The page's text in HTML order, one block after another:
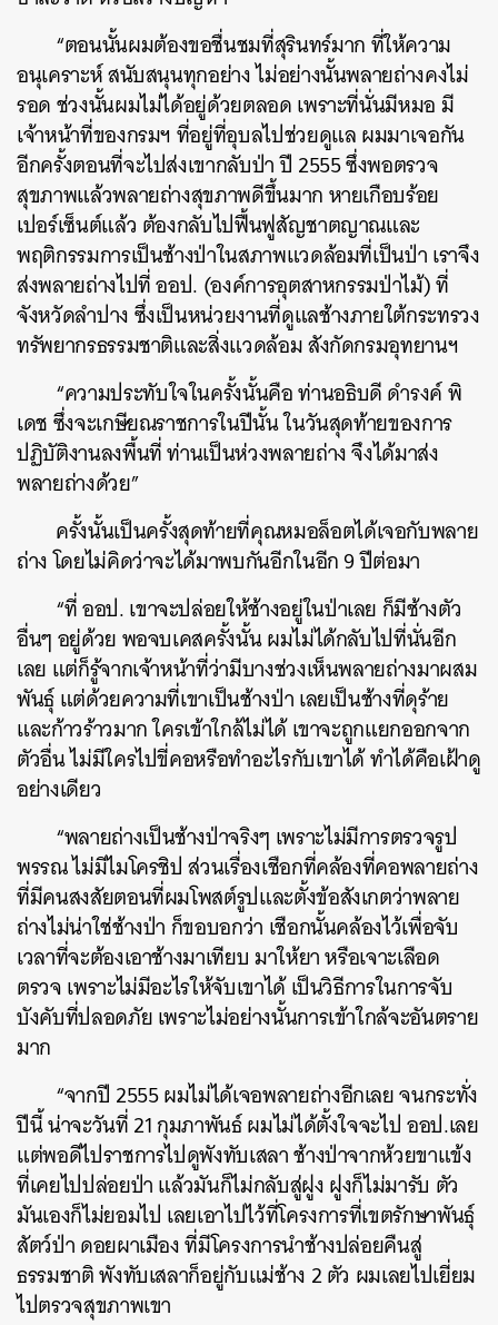
“ตอนนั้นผมต้องขอชื่นชมที่สุรินทร์มาก ที่ให้ความ
อนุเคราะห์ สนับสนุนทุกอย่าง ไม่อย่างนั้นพลายถ่างคงไม่
รอด ช่วงนั้นผมไม่ได้อยู่ด้วยตลอด เพราะที่นั่นมีหมอ มี
เจ้าหน้าที่ของกรมฯ ที่อยู่ที่อุบลไปช่วยดูแล ผมมาเจอกัน
อีกครั้งตอนที่จะไปส่งเขากลับป่า ปี 2555 ซึ่งพอตรวจ
สุขภาพแล้วพลายถ่างสุขภาพดีขึ้นมาก หายเกือบร้อย
เปอร์เซ็นต์แล้ว ต้องกลับไปฟื้นฟูสัญชาตญาณและ
พฤติกรรมการเป็นช้างป่าในสภาพแวดล้อมที่เป็นป่า เราจึง
ส่งพลายถ่างไปที่ ออป. (องค์การอุตสาหกรรมป่าไม้) ที่
จังหวัดลำปาง ซึ่งเป็นหน่วยงานที่ดูแลช้างภายใต้กระทรวง
ทรัพยากรธรรมชาติและสิ่งแวดล้อม สังกัดกรมอุทยานฯ
“ความประทับใจในครั้งนั้นคือ ท่านอธิบดี ดำรงค์ พิ
เดช ซึ่งจะเกษียณราชการในปีนั้น ในวันสุดท้ายของการ
ปฏิบัติงานลงพื้นที่ ท่านเป็นห่วงพลายถ่าง จึงได้มาส่ง
พลายถ่างด้วย”
ครั้งนั้นเป็นครั้งสุดท้ายที่คุณหมอล็อตได้เจอกับพลาย
ถ่าง โดยไม่คิดว่าจะได้มาพบกันอีกในอีก 9 ปีต่อมา
“ที่ ออป. เขาจะปล่อยให้ช้างอยู่ในป่าเลย ก็มีช้างตัว
อื่นๆ อยู่ด้วย พอจบเคสครั้งนั้น ผมไม่ได้กลับไปที่นั่นอีก
เลย แต่ก็รู้จากเจ้าหน้าที่ว่ามีบางช่วงเห็นพลายถ่างมาผสม
พันธุ์ แต่ด้วยความที่เขาเป็นช้างป่า เลยเป็นช้างที่ดุร้าย
และก้าวร้าวมาก ใครเข้าใกล้ไม่ได้ เขาจะถูกแยกออกจาก
ตัวอื่น ไม่มีใครไปขี่คอหรือทำอะไรกับเขาได้ ทำได้คือเฝ้าดู
อย่างเดียว
“พลายถ่างเป็นช้างป่าจริงๆ เพราะไม่มีการตรวจรูป
พรรณ ไม่มีไมโครชิป ส่วนเรื่องเชือกที่คล้องที่คอพลายถ่าง
ที่มีคนสงสัยตอนที่ผมโพสต์รูปและตั้งข้อสังเกตว่าพลาย
ถ่างไม่น่าใช่ช้างป่า ก็ขอบอกว่า เชือกนั้นคล้องไว้เพื่อจับ
เวลาที่จะต้องเอาช้างมาเทียบ มาให้ยา หรือเจาะเลือด
ตรวจ เพราะไม่มีอะไรให้จับเขาได้ เป็นวิธีการในการจับ
บังคับที่ปลอดภัย เพราะไม่อย่างนั้นการเข้าใกล้จะอันตราย
มาก
“จากปี 2555 ผมไม่ได้เจอพลายถ่างอีกเลย จนกระทั่ง
ปีนี้ น่าจะวันที่ 21 กุมภาพันธ์ ผมไม่ได้ตั้งใจจะไป ออป.เลย
แต่พอดีไปราชการไปดูพังทับเสลา ช้างป่าจากห้วยขาแข้ง
ที่เคยไปปล่อยป่า แล้วมันก็ไม่กลับสู่ฝูง ฝูงก็ไม่มารับ ตัว
มันเองก็ไม่ยอมไป เลยเอาไปไว้ที่โครงการที่เขตรักษาพันธุ์
สัตว์ป่า ดอยผาเมือง ที่มีโครงการนำช้างปล่อยคืนสู่
ธรรมชาติ พังทับเสลาก็อยู่กับแม่ช้าง 2 ตัว ผมเลยไปเยี่ยม
ไปตรวจสุขภาพเขา